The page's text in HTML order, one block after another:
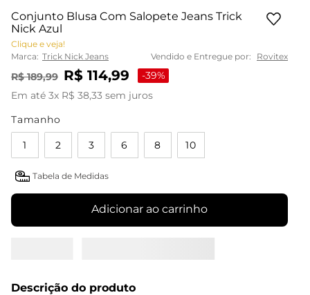
Conjunto Blusa Com Salopete Jeans Trick
Nick Azul
Clique e veja!
Marca: Trick Nick Jeans Vendido e Entregue por: Rovitex
R$ 189,99 R$ 114,99 -39%
Em até 3x R$ 38,33 sem juros
Tamanho
1 2 3 6 8 10
Tabela de Medidas
Adicionar ao carrinho
Descrição do produto
4º
dianna
5º
calça feminina
º conjunto feminino